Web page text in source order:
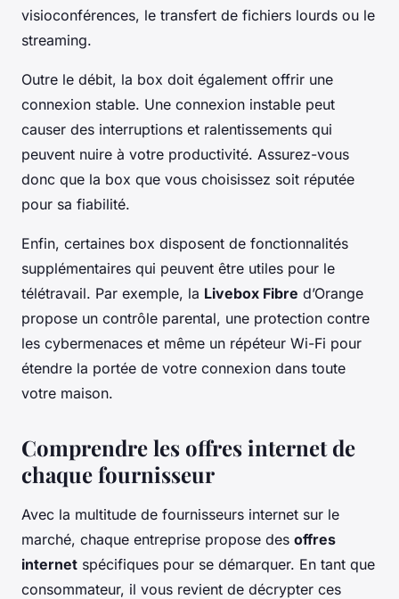
visioconférences, le transfert de fichiers lourds ou le
streaming.
Outre le débit, la box doit également offrir une
connexion stable. Une connexion instable peut
causer des interruptions et ralentissements qui
peuvent nuire à votre productivité. Assurez-vous
donc que la box que vous choisissez soit réputée
pour sa fiabilité.
Enfin, certaines box disposent de fonctionnalités
supplémentaires qui peuvent être utiles pour le
télétravail. Par exemple, la Livebox Fibre d’Orange
propose un contrôle parental, une protection contre
les cybermenaces et même un répéteur Wi-Fi pour
étendre la portée de votre connexion dans toute
votre maison.
Comprendre les offres internet de
chaque fournisseur
Avec la multitude de fournisseurs internet sur le
marché, chaque entreprise propose des offres
internet spécifiques pour se démarquer. En tant que
consommateur, il vous revient de décrypter ces